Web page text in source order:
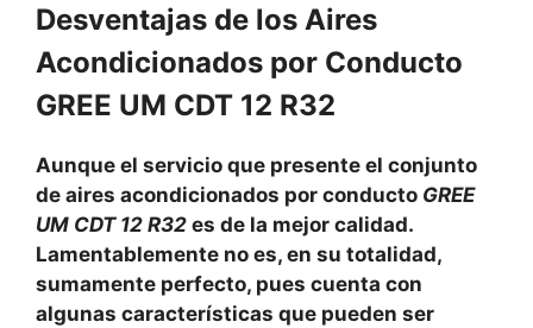
Desventajas de los Aires
Acondicionados por Conducto
GREE UM CDT 12 R32
Aunque el servicio que presente el conjunto
de aires acondicionados por conducto GREE
UM CDT 12 R32 es de la mejor calidad.
Lamentablemente no es, en su totalidad,
sumamente perfecto, pues cuenta con
algunas características que pueden ser